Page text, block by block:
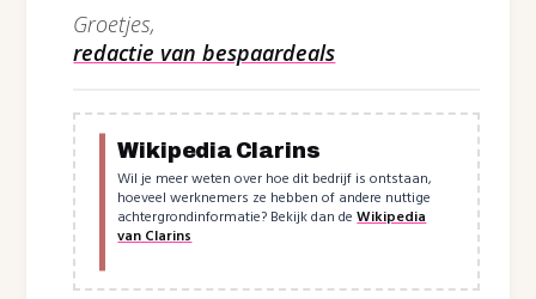
Groetjes,
redactie van bespaardeals
Wikipedia Clarins
Wil je meer weten over hoe dit bedrijf is ontstaan,
hoeveel werknemers ze hebben of andere nuttige
achtergrondinformatie? Bekijk dan deWikipedia
van Clarins